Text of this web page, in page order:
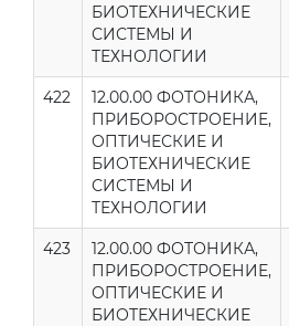
БИОТЕХНИЧЕСКИЕ
СИСТЕМЫ И
ТЕХНОЛОГИИ
422
12.00.00 ФОТОНИКА,
ПРИБОРОСТРОЕНИЕ,
ОПТИЧЕСКИЕ И
БИОТЕХНИЧЕСКИЕ
СИСТЕМЫ И
ТЕХНОЛОГИИ
423
12.00.00 ФОТОНИКА,
ПРИБОРОСТРОЕНИЕ,
ОПТИЧЕСКИЕ И
БИОТЕХНИЧЕСКИЕ